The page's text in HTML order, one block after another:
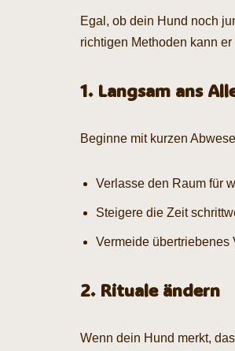
Egal, ob dein Hund noch
richtigen Methoden kann
1. Langsam ans
Beginne mit kurzen
Verlasse den Raum für
Steigere die Zeit
Vermeide übertriebenes
2. Rituale ändern
Wenn dein Hund merkt,